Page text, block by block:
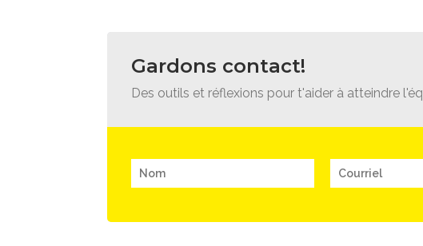
Gardons contact!
Des outils et réflexions pour t'aider à atteindre